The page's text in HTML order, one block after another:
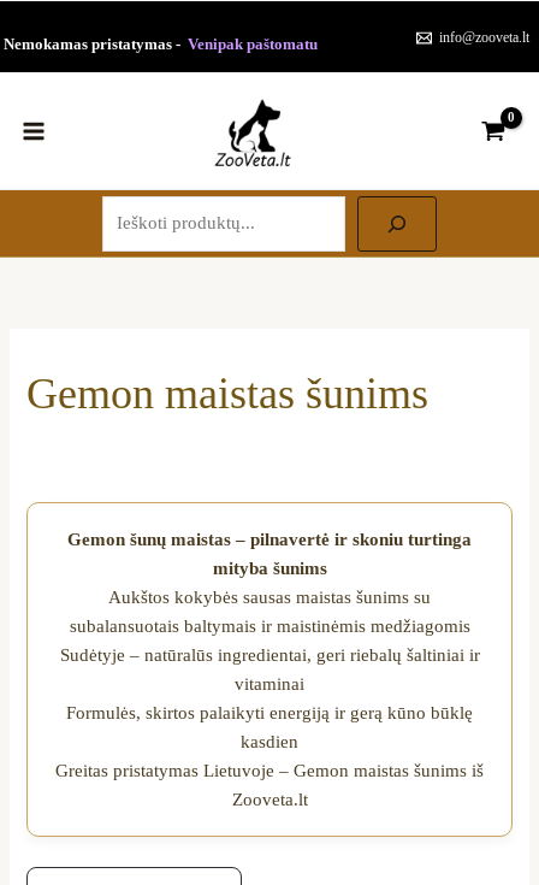
prie
Nemokamas pristatymas - Venipak paštomatu info@zooveta.lt
Gemon maistas šunims
Gemon šunų maistas – pilnavertė ir skoniu turtinga
mityba šunims
Aukštos kokybės sausas maistas šunims su
subalansuotais baltymais ir maistinėmis medžiagomis
Sudėtyje – natūralūs ingredientai, geri riebalų šaltiniai ir
vitaminai
Formulės, skirtos palaikyti energiją ir gerą kūno būklę
kasdien
Greitas pristatymas Lietuvoje – Gemon maistas šunims iš
Zooveta.lt
pagal